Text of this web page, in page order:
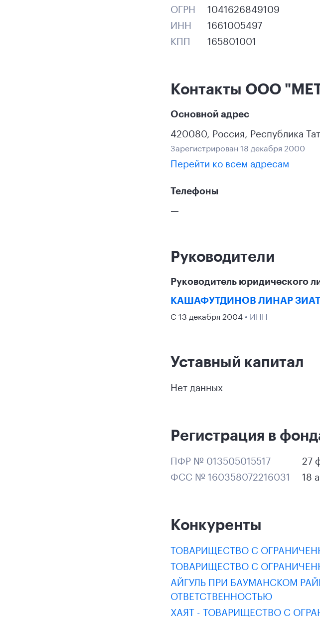
ОГРН
1041626849109
ИНН
1661005497
КПП
165801001
Контакты ООО
Основной адрес
420080, Россия, Республика
Зарегистрирован 18 декабря 2000
Перейти ко всем адресам
Телефоны
—
Руководители
Руководитель юридического
КАШАФУТДИНОВ ЛИНАР
С 13 декабря 2004 • ИНН
Уставный капитал
Нет данных
Регистрация в
ПФР № 013505015517
27
ФСС № 160358072216031
18
Конкуренты
ТОВАРИЩЕСТВО С
ТОВАРИЩЕСТВО С
АЙГУЛЬ ПРИ БАУМАНСКОМ
ОТВЕТСТВЕННОСТЬЮ
ХАЯТ - ТОВАРИЩЕСТВО С